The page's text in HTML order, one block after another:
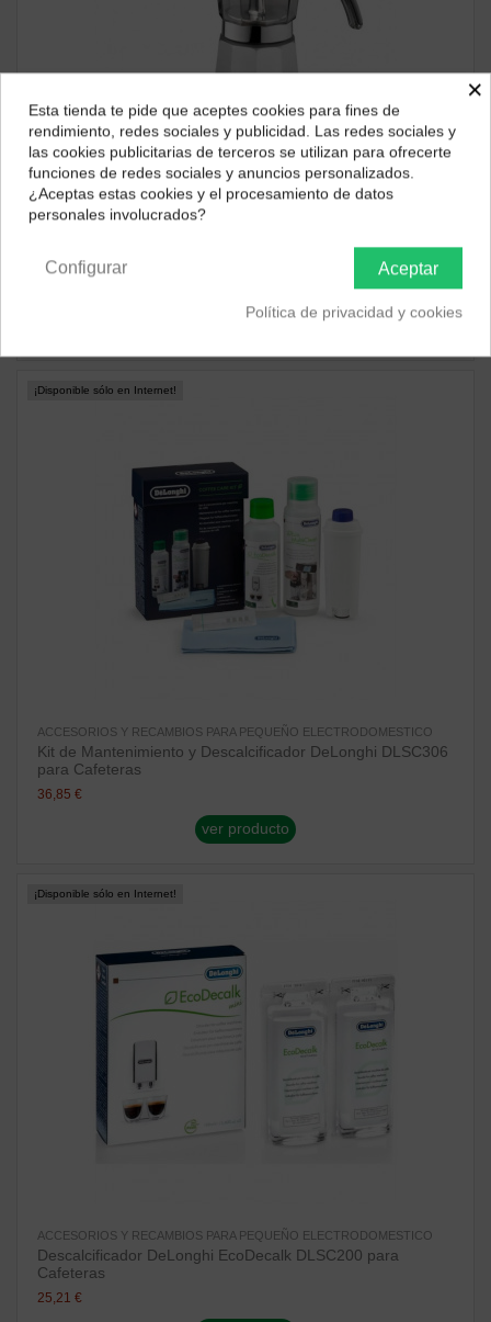
Cafetera DeLonghi Alicia EMK 9 para 9 Tazas Inox
¡Disponible sólo en Internet!
ACCESORIOS Y RECAMBIOS PARA PEQUEÑO ELECTRODOMESTICO
Kit de Mantenimiento y Descalcificador DeLonghi DLSC306
para Cafeteras
36,85 €
ver producto
¡Disponible sólo en Internet!
ACCESORIOS Y RECAMBIOS PARA PEQUEÑO ELECTRODOMESTICO
Descalcificador DeLonghi EcoDecalk DLSC200 para
Cafeteras
25,21 €
¿Dónde deseas recibir tu pedido?
Selecciona tu ubicación para mostrarte los precios e
impuestos correctos para tu región.
×
Esta tienda te pide que aceptes cookies para fines de
rendimiento, redes sociales y publicidad. Las redes sociales y
las cookies publicitarias de terceros se utilizan para ofrecerte
funciones de redes sociales y anuncios personalizados.
¿Aceptas estas cookies y el procesamiento de datos
personales involucrados?
Aceptar
Configurar
Política de privacidad y cookies